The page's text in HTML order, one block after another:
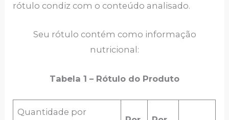
rótulo condiz com o conteúdo analisado.
Seu rótulo contém como informação
nutricional:
Tabela 1 – Rótulo do Produto
Quantidade por